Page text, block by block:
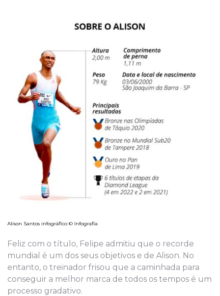
Alison Santos infográfico © Infografia
Feliz com o título, Felipe admitiu que o recorde
mundial é um dos seus objetivos e de Alison. No
entanto, o treinador frisou que a caminhada para
conseguir a melhor marca de todos os tempos é um
processo gradativo.